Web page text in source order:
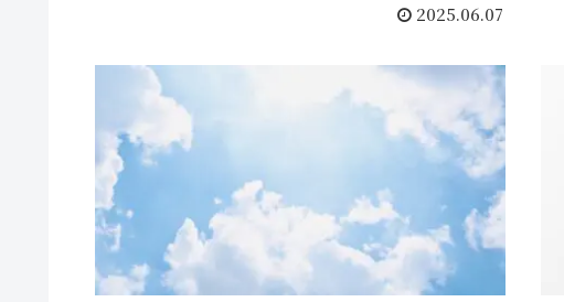
2025.06.07